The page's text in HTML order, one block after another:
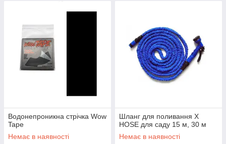
Водонепроникна стрічка Wow
Tape
Немає в наявності
Шланг для поливання X
HOSE для саду 15 м, 30 м
Немає в наявності